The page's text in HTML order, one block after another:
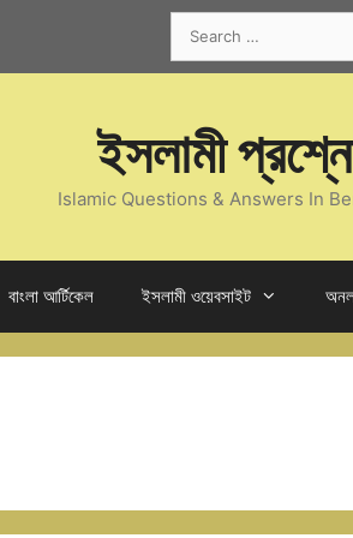
for:
ইসলামী
Islamic Questions & Answers In
বাংলা আর্টিকেল ইসলামী ওয়েবসাইট